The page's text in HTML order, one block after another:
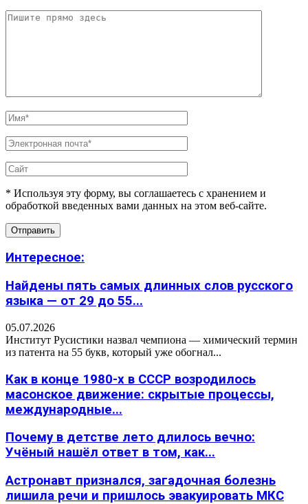
* Используя эту форму, вы соглашаетесь с хранением и
обработкой введенных вами данных на этом веб-сайте.
Интересное:
Найдены пять самых длинных слов русского
языка — от 29 до 55...
05.07.2026
Институт Русистики назвал чемпиона — химический термин
из патента на 55 букв, который уже обогнал...
Как в конце 1980-х в СССР возродилось
масонское движение: скрытые процессы,
международные...
Почему в детстве лето длилось вечно:
Учёный нашёл ответ в том, как...
Астронавт признался, загадочная болезнь
лишила речи и пришлось эвакуировать МКС